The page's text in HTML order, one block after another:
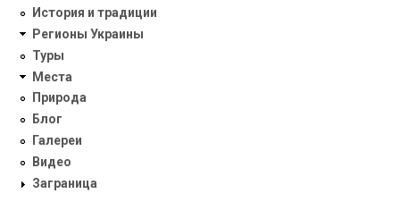
История и традиции
Регионы Украины
Туры
Места
Природа
Блог
Галереи
Видео
Заграница